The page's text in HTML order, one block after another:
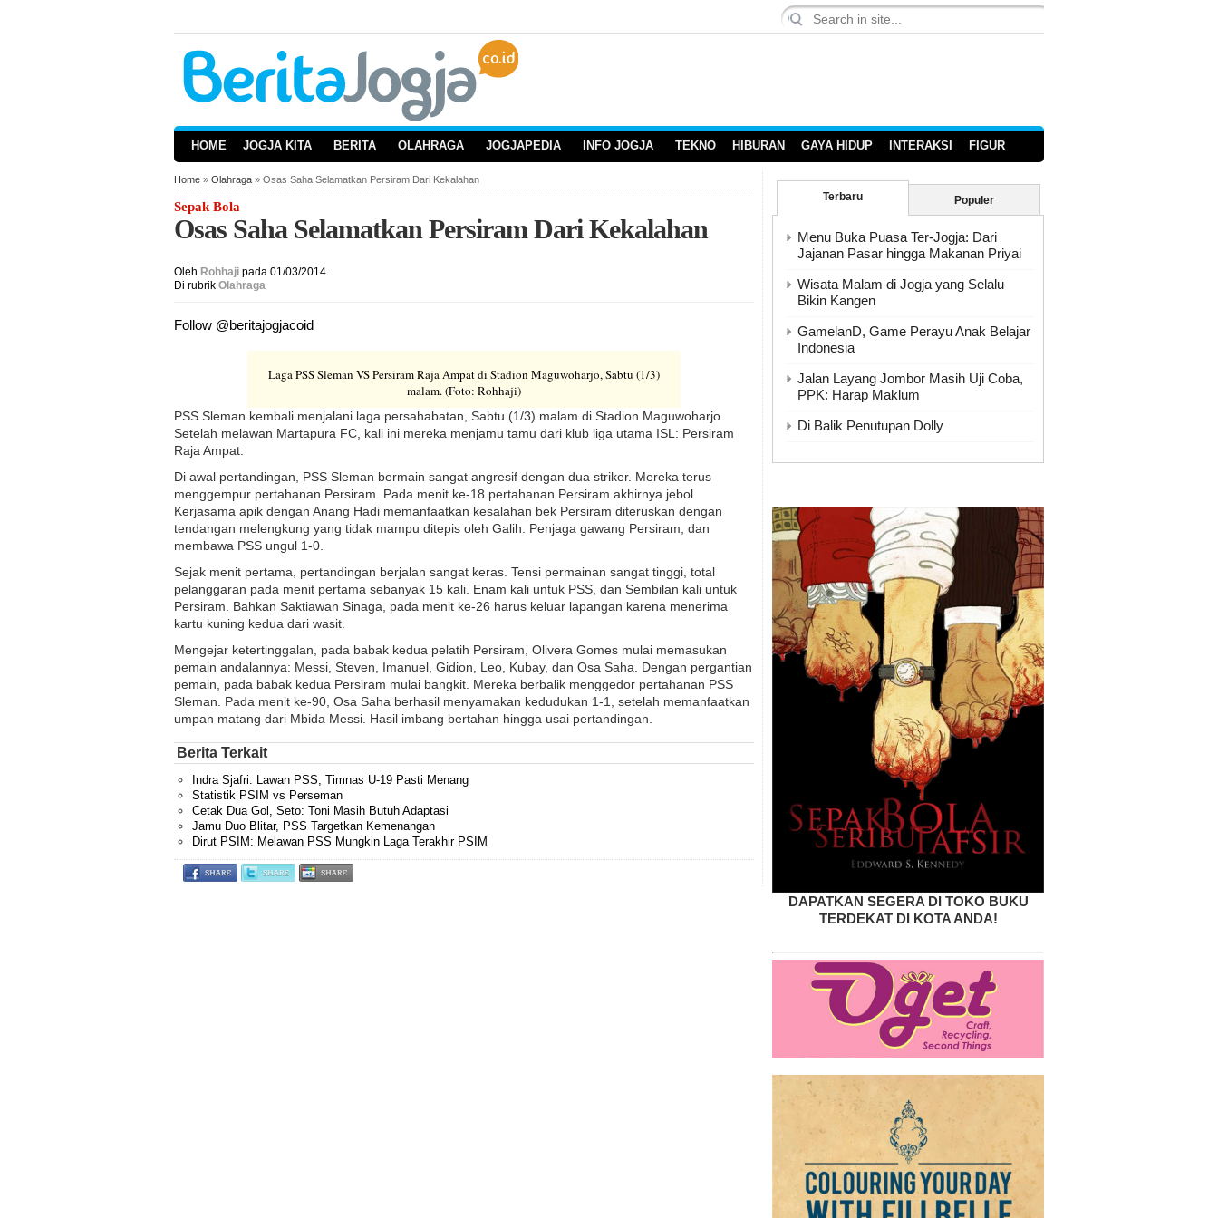
HOME JOGJA KITA BERITA OLAHRAGA JOGJAPEDIA INFO JOGJA TEKNO HIBURAN GAYA HIDUP INTERAKSI FIGUR
Home » Olahraga » Osas Saha Selamatkan Persiram Dari Kekalahan
Sepak Bola
Osas Saha Selamatkan Persiram Dari Kekalahan
Oleh Rohhaji pada 01/03/2014.
Di rubrik Olahraga
Follow @beritajogjacoid
Laga PSS Sleman VS Persiram Raja Ampat di Stadion Maguwoharjo, Sabtu (1/3)
malam. (Foto: Rohhaji)
PSS Sleman kembali menjalani laga persahabatan, Sabtu (1/3) malam di Stadion Maguwoharjo.
Setelah melawan Martapura FC, kali ini mereka menjamu tamu dari klub liga utama ISL: Persiram
Raja Ampat.
Di awal pertandingan, PSS Sleman bermain sangat angresif dengan dua striker. Mereka terus
menggempur pertahanan Persiram. Pada menit ke-18 pertahanan Persiram akhirnya jebol.
Kerjasama apik dengan Anang Hadi memanfaatkan kesalahan bek Persiram diteruskan dengan
tendangan melengkung yang tidak mampu ditepis oleh Galih. Penjaga gawang Persiram, dan
membawa PSS ungul 1-0.
Sejak menit pertama, pertandingan berjalan sangat keras. Tensi permainan sangat tinggi, total
pelanggaran pada menit pertama sebanyak 15 kali. Enam kali untuk PSS, dan Sembilan kali untuk
Persiram. Bahkan Saktiawan Sinaga, pada menit ke-26 harus keluar lapangan karena menerima
kartu kuning kedua dari wasit.
Mengejar ketertinggalan, pada babak kedua pelatih Persiram, Olivera Gomes mulai memasukan
pemain andalannya: Messi, Steven, Imanuel, Gidion, Leo, Kubay, dan Osa Saha. Dengan pergantian
pemain, pada babak kedua Persiram mulai bangkit. Mereka berbalik menggedor pertahanan PSS
Sleman. Pada menit ke-90, Osa Saha berhasil menyamakan kedudukan 1-1, setelah memanfaatkan
umpan matang dari Mbida Messi. Hasil imbang bertahan hingga usai pertandingan.
Berita Terkait
Indra Sjafri: Lawan PSS, Timnas U-19 Pasti Menang
Statistik PSIM vs Perseman
Cetak Dua Gol, Seto: Toni Masih Butuh Adaptasi
Jamu Duo Blitar, PSS Targetkan Kemenangan
Dirut PSIM: Melawan PSS Mungkin Laga Terakhir PSIM
Terbaru Populer
Menu Buka Puasa Ter-Jogja: Dari
Jajanan Pasar hingga Makanan Priyai
Wisata Malam di Jogja yang Selalu
Bikin Kangen
GamelanD, Game Perayu Anak Belajar
Indonesia
Jalan Layang Jombor Masih Uji Coba,
PPK: Harap Maklum
Di Balik Penutupan Dolly
DAPATKAN SEGERA DI TOKO BUKU
TERDEKAT DI KOTA ANDA!